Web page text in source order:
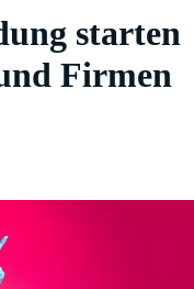
starten
Firmen